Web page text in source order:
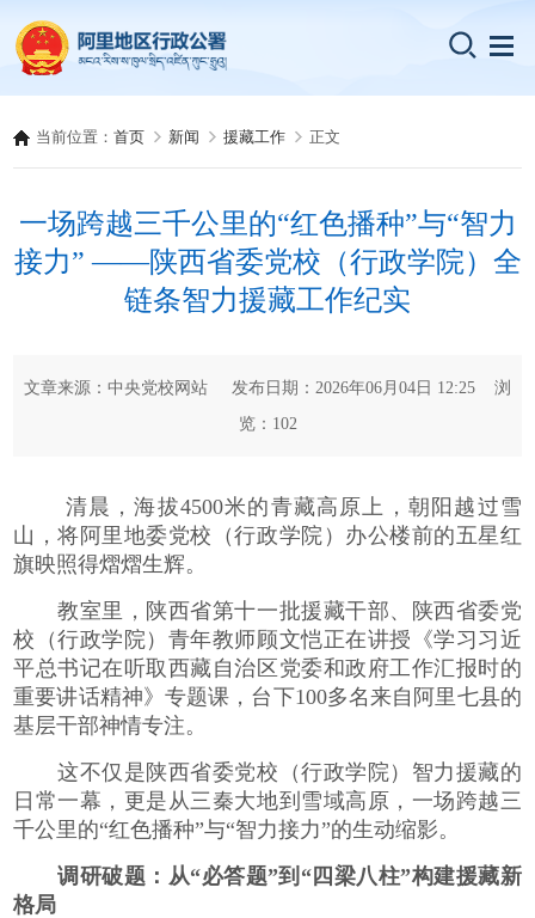
当前位置：首页 新闻 援藏工作 正文
一场跨越三千公里的“红色播种”与“智力
接力” ——陕西省委党校（行政学院）全
链条智力援藏工作纪实
文章来源：中央党校网站 发布日期：2026年06月04日 12:25 浏
览： 102
清晨，海拔4500米的青藏高原上，朝阳越过雪
山，将阿里地委党校（行政学院）办公楼前的五星红
旗映照得熠熠生辉。
教室里，陕西省第十一批援藏干部、陕西省委党
校（行政学院）青年教师顾文恺正在讲授《学习习近
平总书记在听取西藏自治区党委和政府工作汇报时的
重要讲话精神》专题课，台下100多名来自阿里七县的
基层干部神情专注。
这不仅是陕西省委党校（行政学院）智力援藏的
日常一幕，更是从三秦大地到雪域高原，一场跨越三
千公里的“红色播种”与“智力接力”的生动缩影。
调研破题：从“必答题”到“四梁八柱”构建援藏新
格局